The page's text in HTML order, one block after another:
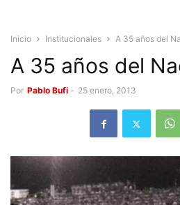
Inicio Institucionales A 35 años del
A 35 años del
Por Pablo Bufi - 25 enero, 2013